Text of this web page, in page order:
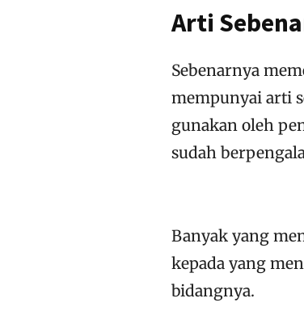
Arti
Sebenarnya
mempunyai arti
gunakan oleh
sudah
Banyak yang
kepada yang
bidangnya.